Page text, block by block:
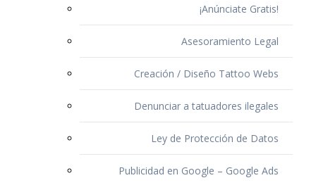
¡Anúnciate Gratis!
Asesoramiento Legal
Creación / Diseño Tattoo Webs
Denunciar a tatuadores ilegales
Ley de Protección de Datos
Publicidad en Google – Google Ads